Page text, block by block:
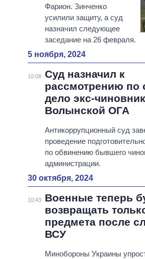
Фарион. Зинченко
усилили защиту, а суд
назначил следующее
заседание на 26 февраля.
5 ноября, 2024
10:08 Суд назначил к
рассмотрению по
дело экс-
Волынской ОГА
Антикоррупционный суд
проведение
по обвинению бывшего
администрации.
30 октября, 2024
10:43
Военные теперь
возвращать
предмета после
ВСУ
Минобороны Украины